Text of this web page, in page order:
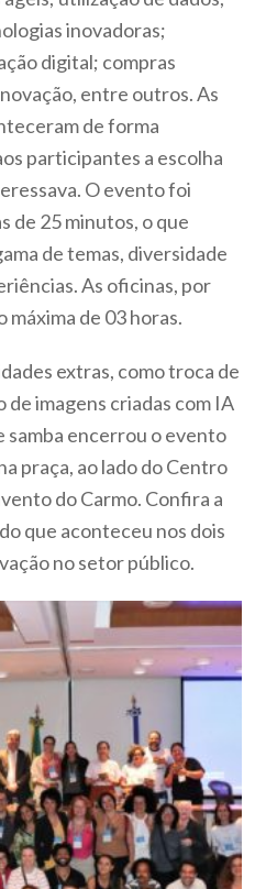
inovadoras;
digital; compras
entre outros. As
de forma
participantes a escolha
O evento foi
de 25 minutos, o que
de temas, diversidade
As oficinas, por
máxima de 03 horas.
extras, como troca de
de imagens criadas com IA
samba encerrou o evento
praça, ao lado do Centro
do Carmo. Confira a
do que aconteceu nos dois
no setor público.